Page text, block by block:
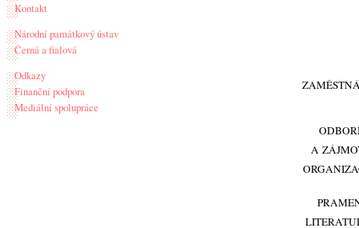
Kontakt
Národní památkový ústav
Černá a fialová
Odkazy
Finanční podpora
Mediální spolupráce
A